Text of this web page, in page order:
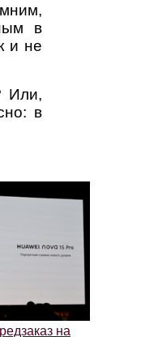
в
и не
Или,
в
на